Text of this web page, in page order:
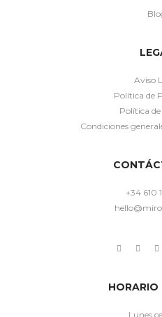
Aviso
Política de
Política
Condiciones
+34 610
HORARIO
Lunes